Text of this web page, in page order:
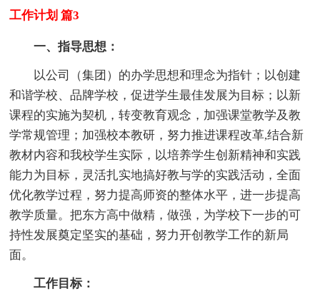
工作计划 篇3
一、指导思想：
以公司（集团）的办学思想和理念为指针；以创建
和谐学校、品牌学校，促进学生最佳发展为目标；以新
课程的实施为契机，转变教育观念，加强课堂教学及教
学常规管理；加强校本教研，努力推进课程改革,结合新
教材内容和我校学生实际，以培养学生创新精神和实践
能力为目标，灵活扎实地搞好教与学的实践活动，全面
优化教学过程，努力提高师资的整体水平，进一步提高
教学质量。把东方高中做精，做强，为学校下一步的可
持性发展奠定坚实的基础，努力开创教学工作的新局
面。
工作目标：